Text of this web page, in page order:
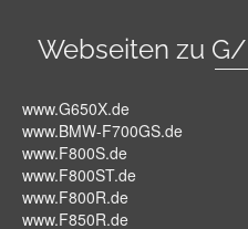
Webseiten zu
www.G650X.de
www.BMW-F700GS.de
www.F800S.de
www.F800ST.de
www.F800R.de
www.F850R.de